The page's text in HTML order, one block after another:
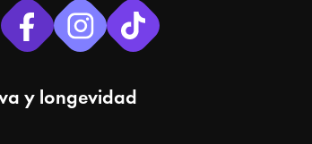
y longevidad